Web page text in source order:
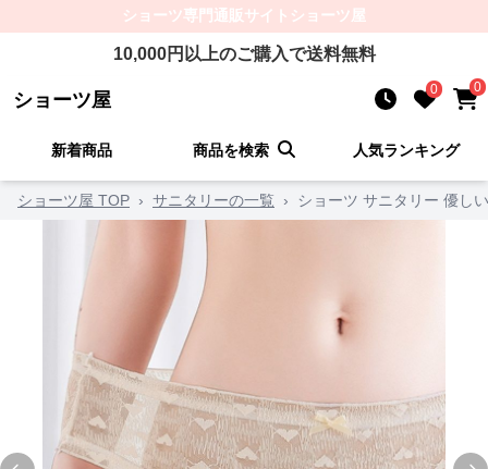
ショーツ専門通販サイト ショーツ屋
10,000円以上のご購入で送料無料
ショーツ屋 0 0
新着商品 商品を検索 人気ランキング
ショーツ屋 TOP › サニタリーの一覧 › ショーツ サニタリー 優し